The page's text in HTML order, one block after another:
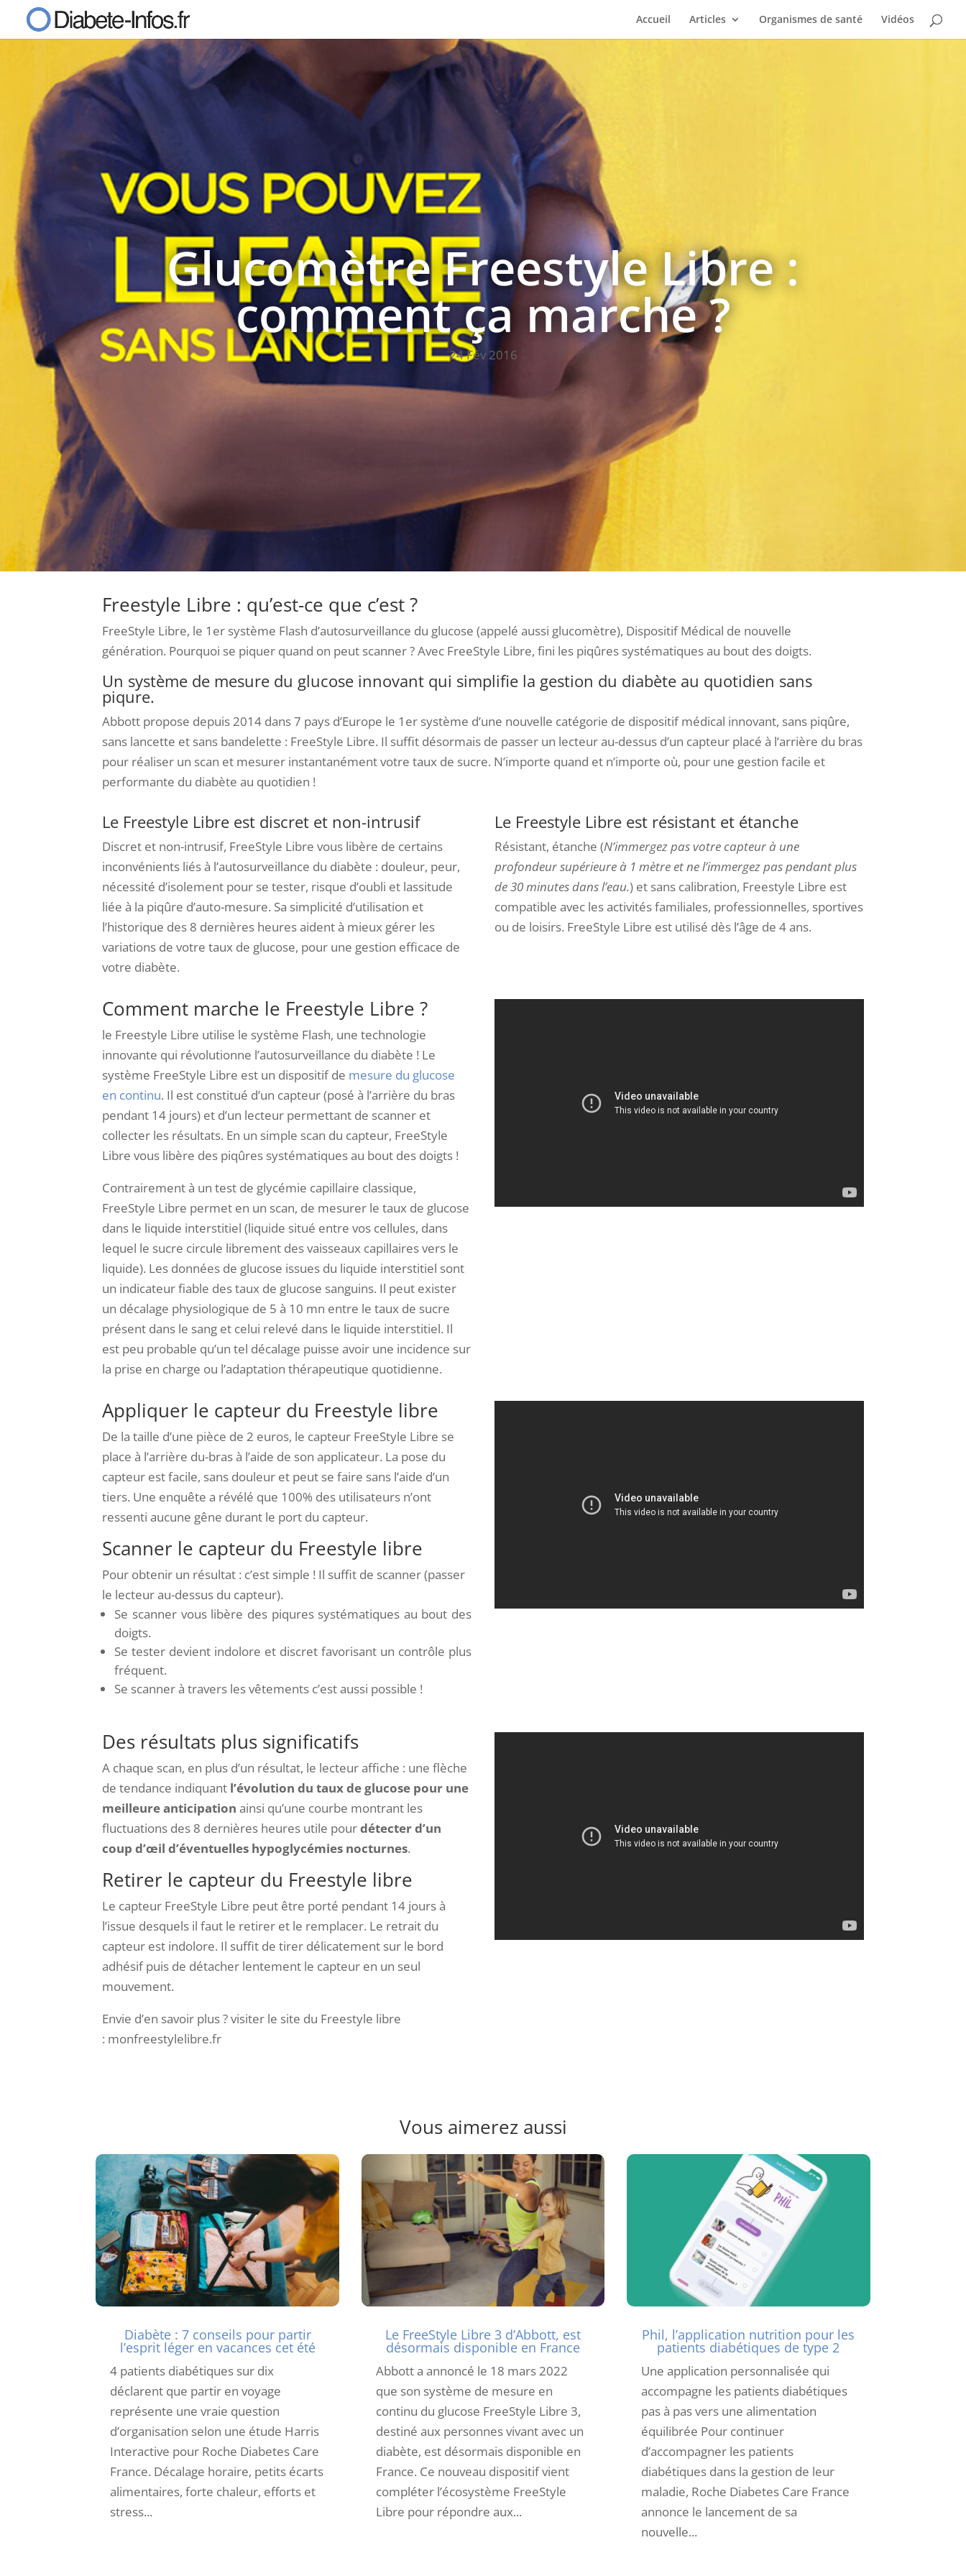
Accueil Articles Organismes de santé Vidéos
Glucomètre Freestyle Libre :
comment ça marche ?
24 Fév 2016
Freestyle Libre : qu’est-ce que c’est ?
FreeStyle Libre, le 1er système Flash d’autosurveillance du glucose (appelé aussi glucomètre), Dispositif Médical de nouvelle
génération. Pourquoi se piquer quand on peut scanner ? Avec FreeStyle Libre, fini les piqûres systématiques au bout des doigts.
Un système de mesure du glucose innovant qui simplifie la gestion du diabète au quotidien sans
piqure.
Abbott propose depuis 2014 dans 7 pays d’Europe le 1er système d’une nouvelle catégorie de dispositif médical innovant, sans piqûre,
sans lancette et sans bandelette : FreeStyle Libre. Il suffit désormais de passer un lecteur au-dessus d’un capteur placé à l’arrière du bras
pour réaliser un scan et mesurer instantanément votre taux de sucre. N’importe quand et n’importe où, pour une gestion facile et
performante du diabète au quotidien !
Le Freestyle Libre est discret et non-intrusif
Discret et non-intrusif, FreeStyle Libre vous libère de certains
inconvénients liés à l’autosurveillance du diabète : douleur, peur,
nécessité d’isolement pour se tester, risque d’oubli et lassitude
liée à la piqûre d’auto-mesure. Sa simplicité d’utilisation et
l’historique des 8 dernières heures aident à mieux gérer les
variations de votre taux de glucose, pour une gestion efficace de
votre diabète.
Le Freestyle Libre est résistant et étanche
Résistant, étanche (N’immergez pas votre capteur à une
profondeur supérieure à 1 mètre et ne l’immergez pas pendant plus
de 30 minutes dans l’eau.) et sans calibration, Freestyle Libre est
compatible avec les activités familiales, professionnelles, sportives
ou de loisirs. FreeStyle Libre est utilisé dès l’âge de 4 ans.
Comment marche le Freestyle Libre ?
le Freestyle Libre utilise le système Flash, une technologie
innovante qui révolutionne l’autosurveillance du diabète ! Le
système FreeStyle Libre est un dispositif de mesure du glucose
en continu. Il est constitué d’un capteur (posé à l’arrière du bras
pendant 14 jours) et d’un lecteur permettant de scanner et
collecter les résultats. En un simple scan du capteur, FreeStyle
Libre vous libère des piqûres systématiques au bout des doigts !
Contrairement à un test de glycémie capillaire classique,
FreeStyle Libre permet en un scan, de mesurer le taux de glucose
dans le liquide interstitiel (liquide situé entre vos cellules, dans
lequel le sucre circule librement des vaisseaux capillaires vers le
liquide). Les données de glucose issues du liquide interstitiel sont
un indicateur fiable des taux de glucose sanguins. Il peut exister
un décalage physiologique de 5 à 10 mn entre le taux de sucre
présent dans le sang et celui relevé dans le liquide interstitiel. Il
est peu probable qu’un tel décalage puisse avoir une incidence sur
la prise en charge ou l’adaptation thérapeutique quotidienne.
Appliquer le capteur du Freestyle libre
De la taille d’une pièce de 2 euros, le capteur FreeStyle Libre se
place à l’arrière du-bras à l’aide de son applicateur. La pose du
capteur est facile, sans douleur et peut se faire sans l’aide d’un
tiers. Une enquête a révélé que 100% des utilisateurs n’ont
ressenti aucune gêne durant le port du capteur.
Scanner le capteur du Freestyle libre
Pour obtenir un résultat : c’est simple ! Il suffit de scanner (passer
le lecteur au-dessus du capteur).
Se scanner vous libère des piqures systématiques au bout des
doigts.
Se tester devient indolore et discret favorisant un contrôle plus
fréquent.
Se scanner à travers les vêtements c’est aussi possible !
Des résultats plus significatifs
A chaque scan, en plus d’un résultat, le lecteur affiche : une flèche
de tendance indiquant l’évolution du taux de glucose pour une
meilleure anticipation ainsi qu’une courbe montrant les
fluctuations des 8 dernières heures utile pourdétecter d’un
coup d’œil d’éventuelles hypoglycémies nocturnes.
Retirer le capteur du Freestyle libre
Le capteur FreeStyle Libre peut être porté pendant 14 jours à
l’issue desquels il faut le retirer et le remplacer. Le retrait du
capteur est indolore. Il suffit de tirer délicatement sur le bord
adhésif puis de détacher lentement le capteur en un seul
mouvement.
Envie d’en savoir plus ? visiter le site du Freestyle libre
: monfreestylelibre.fr
Vous aimerez aussi
Diabète : 7 conseils pour partir
l’esprit léger en vacances cet été
4 patients diabétiques sur dix
déclarent que partir en voyage
représente une vraie question
d’organisation selon une étude Harris
Interactive pour Roche Diabetes Care
France. Décalage horaire, petits écarts
alimentaires, forte chaleur, efforts et
stress...
Le FreeStyle Libre 3 d’Abbott, est
désormais disponible en France
Abbott a annoncé le 18 mars 2022
que son système de mesure en
continu du glucose FreeStyle Libre 3,
destiné aux personnes vivant avec un
diabète, est désormais disponible en
France. Ce nouveau dispositif vient
compléter l’écosystème FreeStyle
Libre pour répondre aux...
Phil, l’application nutrition pour les
patients diabétiques de type 2
Une application personnalisée qui
accompagne les patients diabétiques
pas à pas vers une alimentation
équilibrée Pour continuer
d’accompagner les patients
diabétiques dans la gestion de leur
maladie, Roche Diabetes Care France
annonce le lancement de sa
nouvelle...